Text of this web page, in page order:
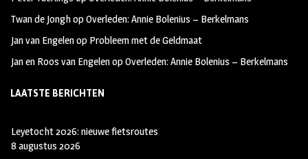
Twan de JonghopOverleden: Annie Bolenius – Berkelmans
Jan van Engelenop Probleem met de Geldmaat
Jan en Roos van EngelenopOverleden: Annie Bolenius – Berkelmans
LAATSTE BERICHTEN
Leyetocht 2026: nieuwe fietsroutes
8 augustus 2026